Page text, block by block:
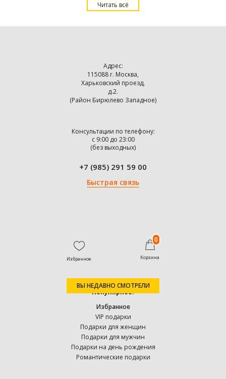
Читать всё
Адрес:
115088 г. Москва,
Харьковский проезд,
д.2.
(Район Бирюлево Западное)
Консультации по телефону:
с 9:00 до 23:00
(без выходных)
+7 (985) 291 59 00
Быстрая связь
Популярное:
Избранное
VIP подарки
Подарки для женщин
Подарки для мужчин
Подарки на день рождения
Романтические подарки
Избранное
0
Корзина
ВЫ НЕДАВНО СМОТРЕЛИ